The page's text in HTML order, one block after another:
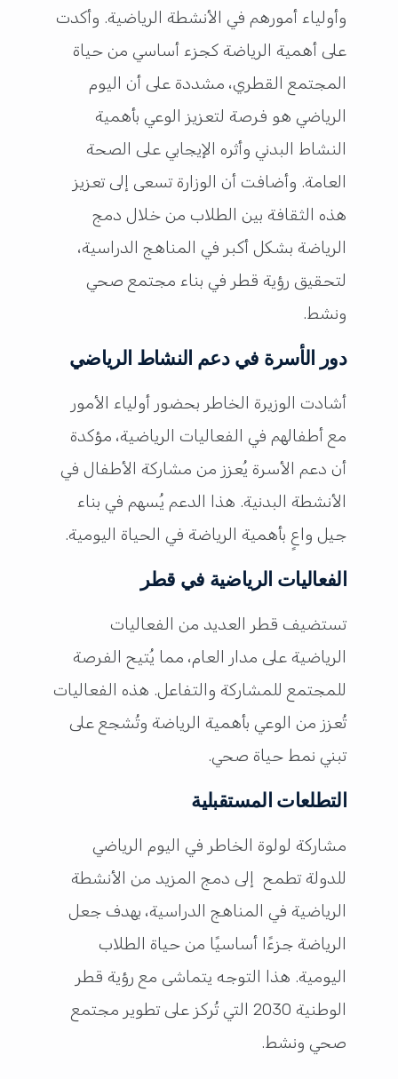
وأولياء أمورهم في الأنشطة الرياضية. وأكدت
على أهمية الرياضة كجزء أساسي من حياة
المجتمع القطري، مشددة على أن اليوم
الرياضي هو فرصة لتعزيز الوعي بأهمية
النشاط البدني وأثره الإيجابي على الصحة
العامة. وأضافت أن الوزارة تسعى إلى تعزيز
هذه الثقافة بين الطلاب من خلال دمج
الرياضة بشكل أكبر في المناهج الدراسية،
لتحقيق رؤية قطر في بناء مجتمع صحي
ونشط.
دور الأسرة في دعم النشاط الرياضي
أشادت الوزيرة الخاطر بحضور أولياء الأمور
مع أطفالهم في الفعاليات الرياضية، مؤكدة
أن دعم الأسرة يُعزز من مشاركة الأطفال في
الأنشطة البدنية. هذا الدعم يُسهم في بناء
جيل واعٍ بأهمية الرياضة في الحياة اليومية.
الفعاليات الرياضية في قطر
تستضيف قطر العديد من الفعاليات
الرياضية على مدار العام، مما يُتيح الفرصة
للمجتمع للمشاركة والتفاعل. هذه الفعاليات
تُعزز من الوعي بأهمية الرياضة وتُشجع على
تبني نمط حياة صحي.
التطلعات المستقبلية
مشاركة لولوة الخاطر في اليوم الرياضي
للدولة تطمح إلى دمج المزيد من الأنشطة
الرياضية في المناهج الدراسية، بهدف جعل
الرياضة جزءًا أساسيًا من حياة الطلاب
اليومية. هذا التوجه يتماشى مع رؤية قطر
الوطنية 2030 التي تُركز على تطوير مجتمع
صحي ونشط.